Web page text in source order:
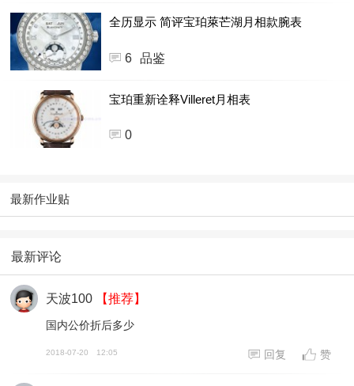
全历显示 简评宝珀萊芒湖月相款腕表
6 品鉴
宝珀重新诠释Villeret月相表
0
最新作业贴
最新评论
天波100 【推荐】
国内公价折后多少
2018-07-20 12:05 回复 赞